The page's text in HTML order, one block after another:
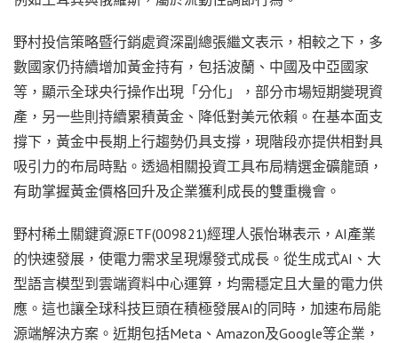
野村投信策略暨行銷處資深副總張繼文表示，相較之下，多
數國家仍持續增加黃金持有，包括波蘭、中國及中亞國家
等，顯示全球央行操作出現「分化」，部分市場短期變現資
產，另一些則持續累積黃金、降低對美元依賴。在基本面支
撐下，黃金中長期上行趨勢仍具支撐，現階段亦提供相對具
吸引力的布局時點。透過相關投資工具布局精選金礦龍頭，
有助掌握黃金價格回升及企業獲利成長的雙重機會。
野村稀土關鍵資源ETF(009821)經理人張怡琳表示，AI產業
的快速發展，使電力需求呈現爆發式成長。從生成式AI、大
型語言模型到雲端資料中心運算，均需穩定且大量的電力供
應。這也讓全球科技巨頭在積極發展AI的同時，加速布局能
源端解決方案。近期包括Meta、Amazon及Google等企業，